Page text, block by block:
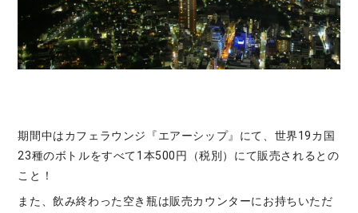
期間中はカフェラウンジ『エアーシップ』にて、世界19カ国
23種のボトルをすべて1本500円（税別）にて販売されるとの
こと！
また、飲み終わった空き瓶は販売カウンターにお持ちいただ